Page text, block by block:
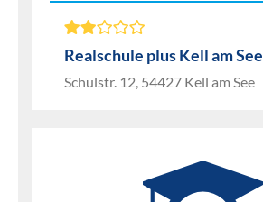
Realschule plus Kell am See
Schulstr. 12, 54427 Kell am See